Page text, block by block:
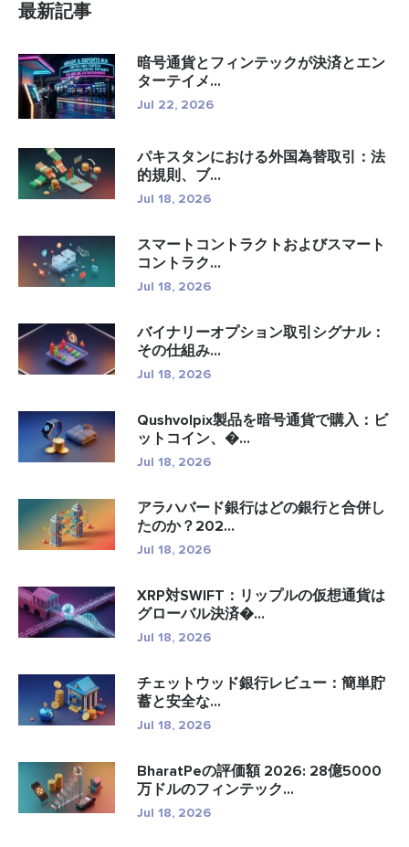
最新記事
暗号通貨とフィンテックが決済とエン
ターテイメ...
Jul 22, 2026
パキスタンにおける外国為替取引：法
的規則、ブ...
Jul 18, 2026
スマートコントラクトおよびスマート
コントラク...
Jul 18, 2026
バイナリーオプション取引シグナル：
その仕組み...
Jul 18, 2026
Qushvolpix製品を暗号通貨で購入：ビ
ットコイン、�...
Jul 18, 2026
アラハバード銀行はどの銀行と合併し
たのか？202...
Jul 18, 2026
XRP対SWIFT：リップルの仮想通貨は
グローバル決済�...
Jul 18, 2026
チェットウッド銀行レビュー：簡単貯
蓄と安全な...
Jul 18, 2026
BharatPeの評価額 2026: 28億5000
万ドルのフィンテック...
Jul 18, 2026